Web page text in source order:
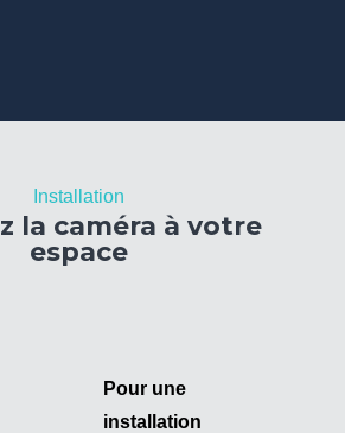
Installation
la caméra à votre
espace
Pour une
installation